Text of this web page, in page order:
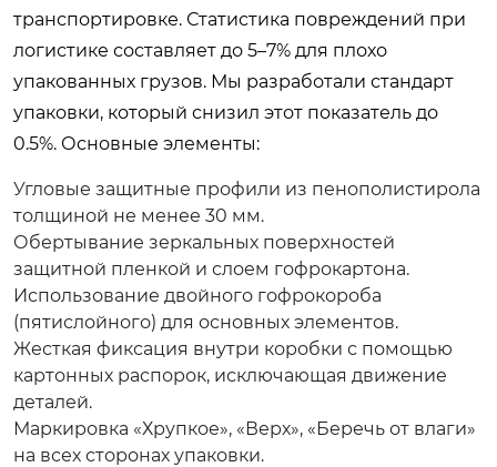
транспортировке. Статистика повреждений при
логистике составляет до 5–7% для плохо
упакованных грузов. Мы разработали стандарт
упаковки, который снизил этот показатель до
0.5%. Основные элементы:
Угловые защитные профили из пенополистирола
толщиной не менее 30 мм.
Обертывание зеркальных поверхностей
защитной пленкой и слоем гофрокартона.
Использование двойного гофрокороба
(пятислойного) для основных элементов.
Жесткая фиксация внутри коробки с помощью
картонных распорок, исключающая движение
деталей.
Маркировка «Хрупкое», «Верх», «Беречь от влаги»
на всех сторонах упаковки.